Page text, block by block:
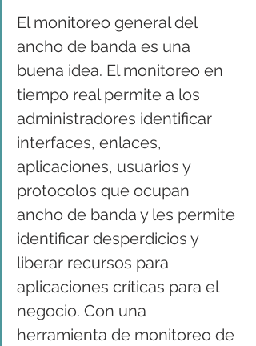
El monitoreo general del
ancho de banda es una
buena idea. El monitoreo en
tiempo real permite a los
administradores identificar
interfaces, enlaces,
aplicaciones, usuarios y
protocolos que ocupan
ancho de banda y les permite
identificar desperdicios y
liberar recursos para
aplicaciones críticas para el
negocio. Con una
herramienta de monitoreo de